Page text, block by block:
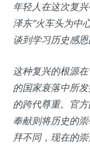
年轻人在这次复
泽东”火车头为中
谈到学习历史感恩
这种复兴的根源
的国家衰落中所
的跨代尊重。官
奉献则将历史的
拜不同，现在的